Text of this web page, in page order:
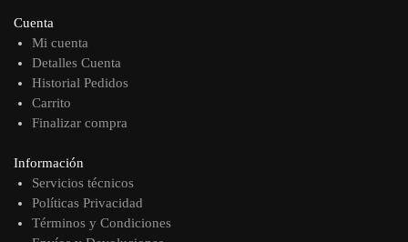
Cuenta
Mi cuenta
Detalles Cuenta
Historial Pedidos
Carrito
Finalizar compra
Información
Servicios técnicos
Políticas Privacidad
Términos y Condiciones